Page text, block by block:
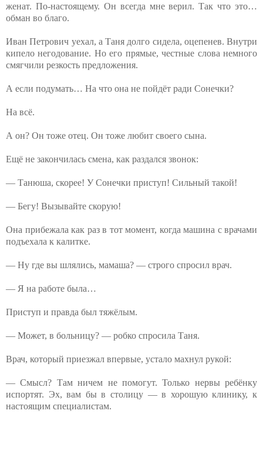
женат. По-настоящему. Он всегда мне верил. Так что это…
обман во благо.
Иван Петрович уехал, а Таня долго сидела, оцепенев. Внутри
кипело негодование. Но его прямые, честные слова немного
смягчили резкость предложения.
А если подумать… На что она не пойдёт ради Сонечки?
На всё.
А он? Он тоже отец. Он тоже любит своего сына.
Ещё не закончилась смена, как раздался звонок:
— Танюша, скорее! У Сонечки приступ! Сильный такой!
— Бегу! Вызывайте скорую!
Она прибежала как раз в тот момент, когда машина с врачами
подъехала к калитке.
— Ну где вы шлялись, мамаша? — строго спросил врач.
— Я на работе была…
Приступ и правда был тяжёлым.
— Может, в больницу? — робко спросила Таня.
Врач, который приезжал впервые, устало махнул рукой:
— Смысл? Там ничем не помогут. Только нервы ребёнку
испортят. Эх, вам бы в столицу — в хорошую клинику, к
настоящим специалистам.